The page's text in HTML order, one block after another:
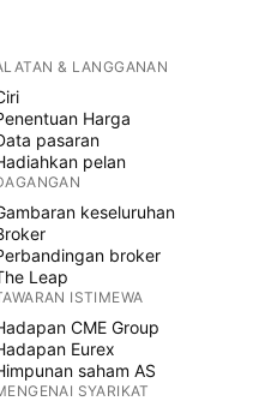
& LANGGANAN
Harga
pasaran
pelan
keseluruhan
broker
Leap
ISTIMEWA
CME Group
Eurex
saham AS
SYARIKAT